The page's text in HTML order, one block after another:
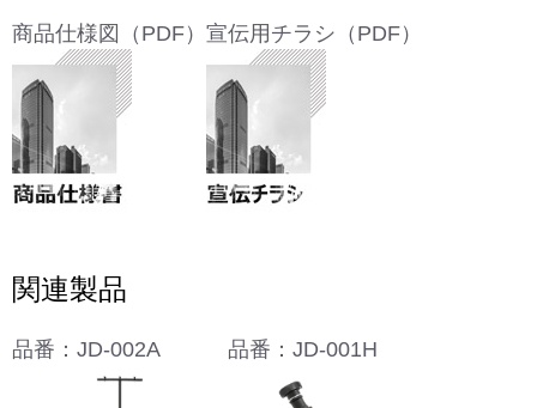
商品仕様図（PDF） 宣伝用チラシ（PDF）
関連製品
品番：JD-002A 品番：JD-001H